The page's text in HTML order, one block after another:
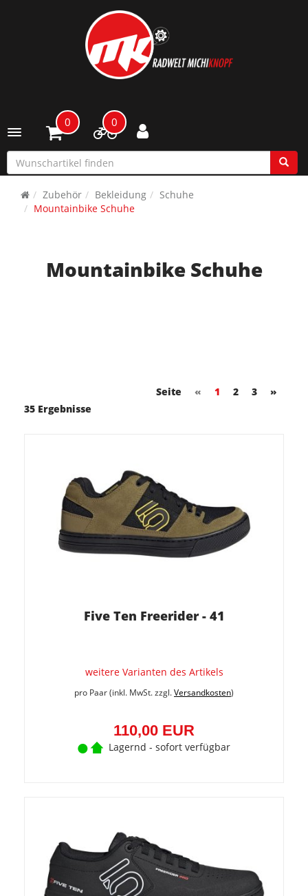
Toggle navigation
0 0
Zubehör Bekleidung
Schuhe
Mountainbike Schuhe
Mountainbike Schuhe
Seite « 1 2 3
»
35 Ergebnisse
Five Ten Freerider - 41
weitere Varianten des Artikels
pro Paar (inkl. MwSt. zzgl.Versandkosten)
110,00 EUR
Lagernd - sofort verfügbar